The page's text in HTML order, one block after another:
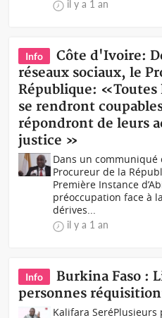
il y a 1 an
Info
Côte d'Ivoire:
réseaux sociaux, le
République: «Toutes
se rendront
répondront de leurs
justice »
Dans un
Procureur de la
Première Instance
préoccupation face à
dérives...
il y a 1 an
Info
Burkina Faso :
personnes
Kalifara